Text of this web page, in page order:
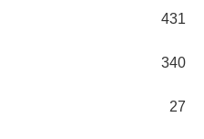
431
340
27